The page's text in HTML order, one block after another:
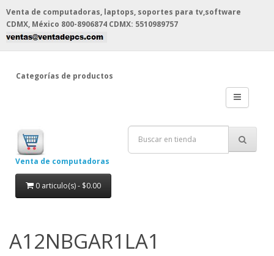
Venta de computadoras, laptops, soportes para tv,software
CDMX, México 800-8906874 CDMX: 5510989757
Categorías de productos
Venta de computadoras
0 articulo(s) - $0.00
A12NBGAR1LA1